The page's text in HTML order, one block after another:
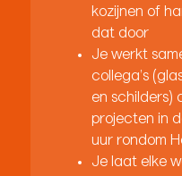
kozijnen of
dat door
Je werkt
collega’s
en schilders)
projecten in
uur rondom
Je laat elke